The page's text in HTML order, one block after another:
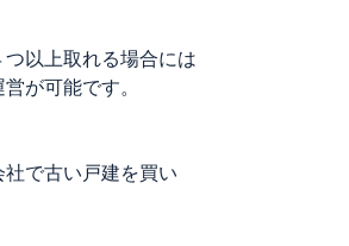
以上取れる場合には
が可能です。
で古い戸建を買い